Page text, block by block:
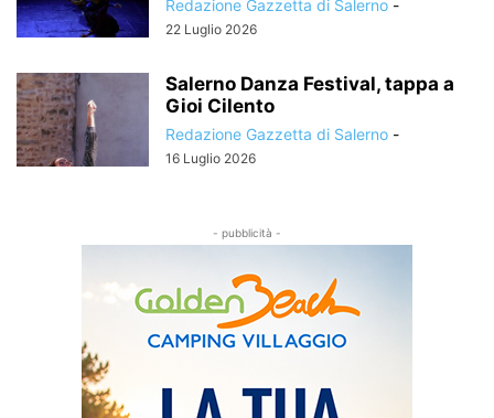
Redazione Gazzetta di Salerno -
22 Luglio 2026
Salerno Danza Festival, tappa a
Gioi Cilento
Redazione Gazzetta di Salerno -
16 Luglio 2026
- pubblicità -